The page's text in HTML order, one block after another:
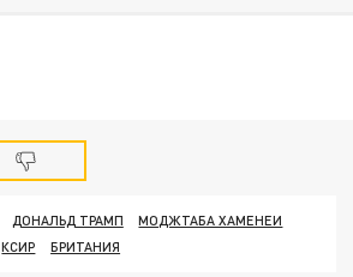
ДОНАЛЬД ТРАМП
МОДЖТАБА ХАМЕНЕИ
КСИР БРИТАНИЯ